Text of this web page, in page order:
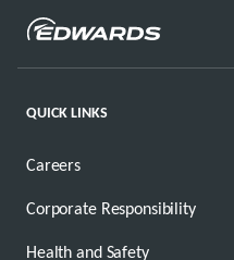
QUICK LINKS
Careers
Corporate Responsibility
Health and Safety